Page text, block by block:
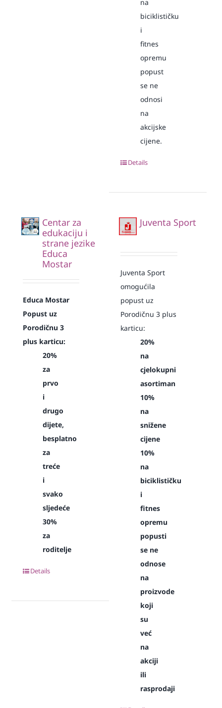
na
biciklističku
i
fitnes
opremu
popust
se ne
odnosi
na
akcijske
cijene.
Details
Centar za
edukaciju i
strane jezike
Educa
Mostar
Educa Mostar
Popust uz
Porodičnu 3
plus karticu:
20%
za
prvo
i
drugo
dijete,
besplatno
za
treće
i
svako
sljedeće
30%
za
roditelje
Details
Juventa Sport
Juventa Sport
omogućila
popust uz
Porodičnu 3 plus
karticu:
20%
na
cjelokupni
asortiman
10%
na
snižene
cijene
10%
na
biciklističku
i
fitnes
opremu
popusti
se ne
odnose
na
proizvode
koji
su
već
na
akciji
ili
rasprodaji